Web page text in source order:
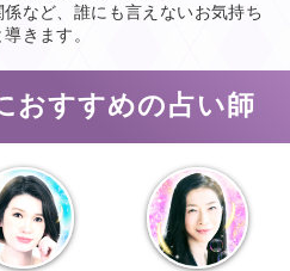
係など、誰にも言えないお気持ち
きます。
おすすめの占い師